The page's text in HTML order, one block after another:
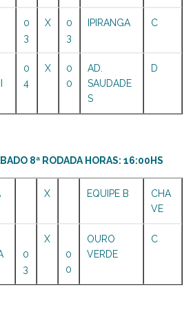
0
3
X
0
3
IPIRANGA C
0
4
X
0
0
AD.
SAUDADE
S
D
8ª RODADA HORAS: 16:00HS
X EQUIPE B
CHA
VE
0
3
X
0
0
OURO
VERDE
C